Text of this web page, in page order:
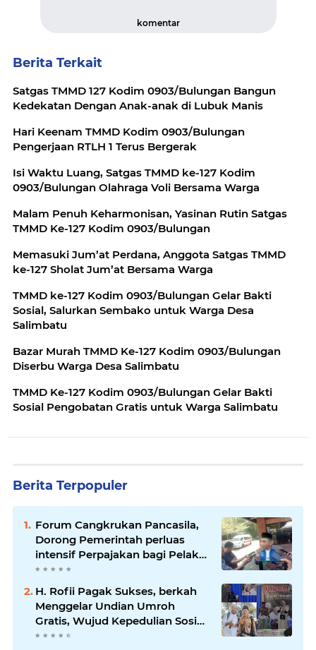
komentar
Berita Terkait
Satgas TMMD 127 Kodim 0903/Bulungan Bangun
Kedekatan Dengan Anak-anak di Lubuk Manis
Hari Keenam TMMD Kodim 0903/Bulungan
Pengerjaan RTLH 1 Terus Bergerak
Isi Waktu Luang, Satgas TMMD ke-127 Kodim
0903/Bulungan Olahraga Voli Bersama Warga
Malam Penuh Keharmonisan, Yasinan Rutin Satgas
TMMD Ke-127 Kodim 0903/Bulungan
Memasuki Jum’at Perdana, Anggota Satgas TMMD
ke-127 Sholat Jum’at Bersama Warga
TMMD ke-127 Kodim 0903/Bulungan Gelar Bakti
Sosial, Salurkan Sembako untuk Warga Desa
Salimbatu
Bazar Murah TMMD Ke-127 Kodim 0903/Bulungan
Diserbu Warga Desa Salimbatu
TMMD Ke-127 Kodim 0903/Bulungan Gelar Bakti
Sosial Pengobatan Gratis untuk Warga Salimbatu
Berita Terpopuler
Forum Cangkrukan Pancasila,
Dorong Pemerintah perluas
intensif Perpajakan bagi Pelaku
Usaha UMKM.
H. Rofii Pagak Sukses, berkah
Menggelar Undian Umroh
Gratis, Wujud Kepedulian Sosial
berbagi.